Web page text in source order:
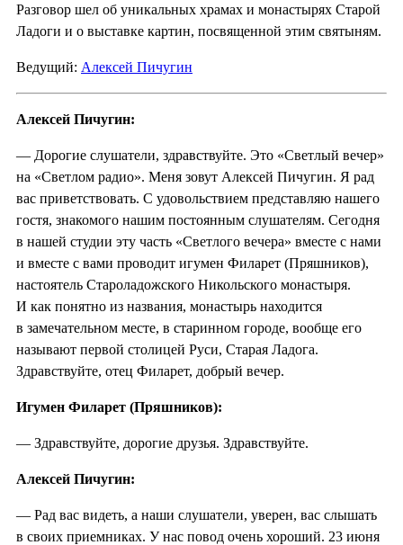
Разговор шел об уникальных храмах и монастырях Старой
Ладоги и о выставке картин, посвященной этим святыням.
Ведущий: Алексей Пичугин
Алексей Пичугин:
— Дорогие слушатели, здравствуйте. Это «Светлый вечер»
на «Светлом радио». Меня зовут Алексей Пичугин. Я рад
вас приветствовать. С удовольствием представляю нашего
гостя, знакомого нашим постоянным слушателям. Сегодня
в нашей студии эту часть «Светлого вечера» вместе с нами
и вместе с вами проводит игумен Филарет (Пряшников),
настоятель Староладожского Никольского монастыря.
И как понятно из названия, монастырь находится
в замечательном месте, в старинном городе, вообще его
называют первой столицей Руси, Старая Ладога.
Здравствуйте, отец Филарет, добрый вечер.
Игумен Филарет (Пряшников):
— Здравствуйте, дорогие друзья. Здравствуйте.
Алексей Пичугин:
— Рад вас видеть, а наши слушатели, уверен, вас слышать
в своих приемниках. У нас повод очень хороший. 23 июня